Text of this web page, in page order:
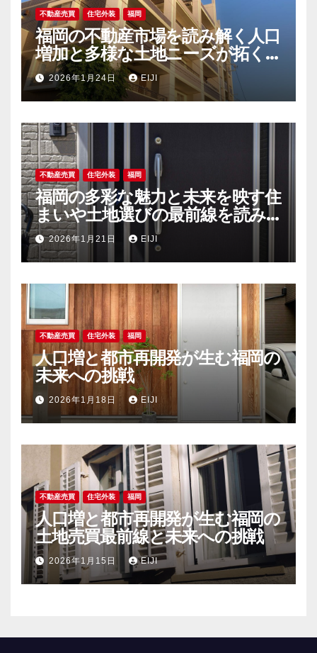
不動産売買 住宅外装 福岡
福岡の不動産市場を読み解く人口
増加と多様な土地ニーズが拓く新
時代
2026年1月24日 EIJI
不動産売買 住宅外装 福岡
福岡の多彩な魅力と未来を映す住
まいや土地選びの最前線を読み
解く
2026年1月21日 EIJI
不動産売買 住宅外装 福岡
人口増と都市再開発が生む福岡の
未来への挑戦
2026年1月18日 EIJI
不動産売買 住宅外装 福岡
人口増と都市再開発が生む福岡の
土地売買最前線と未来への挑戦
2026年1月15日 EIJI